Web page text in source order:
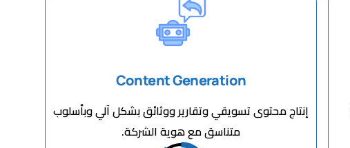
Content Generation
إنتاج محتوى تسويقي وتقارير ووثائق بشكل آلي وبأسلوب
متناسق مع هوية الشركة.